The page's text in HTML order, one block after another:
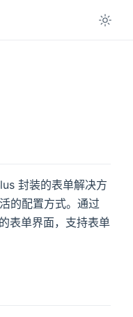
封装的表单解决方
的配置方式。通过
表单界面，支持表单